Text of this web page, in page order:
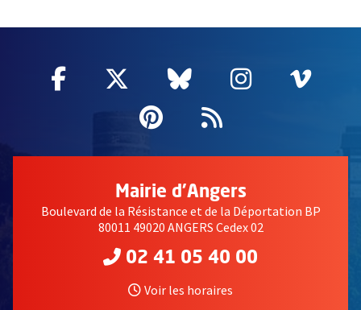
Facebook
, Ouvre une nouvelle fenêtre
Twitter
, Ouvre une nouvelle
Bluesky
, Ouvre une
Instagram
, Ouvre
,
Pinterest
, Ouvre une
Flux RSS
Mairie d'Angers
Boulevard de la Résistance et de la Déportation BP
80011 49020 ANGERS Cedex 02
02 41 05 40 00
Voir les horaires